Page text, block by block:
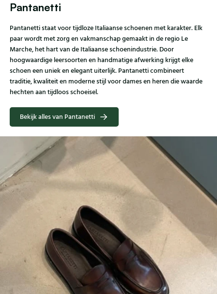
Pantanetti
Pantanetti staat voor tijdloze Italiaanse schoenen met karakter. Elk
paar wordt met zorg en vakmanschap gemaakt in de regio Le
Marche, het hart van de Italiaanse schoenindustrie. Door
hoogwaardige leersoorten en handmatige afwerking krijgt elke
schoen een uniek en elegant uiterlijk. Pantanetti combineert
traditie, kwaliteit en moderne stijl voor dames en heren die waarde
hechten aan tijdloos schoeisel.
Bekijk alles van Pantanetti